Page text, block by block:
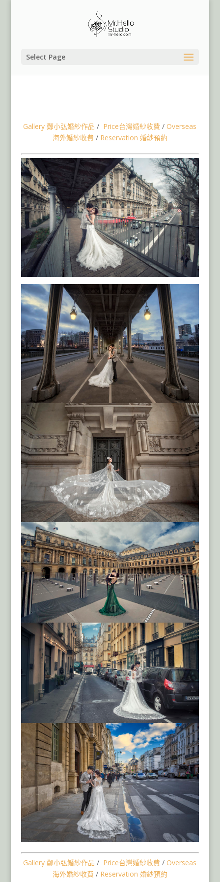
Select Page
Gallery 鄭小弘婚紗作品 / Price台灣婚紗收費 /Overseas
海外婚紗收費 / Reservation 婚紗預約
Gallery 鄭小弘婚紗作品 / Price台灣婚紗收費 /Overseas
海外婚紗收費 / Reservation 婚紗預約